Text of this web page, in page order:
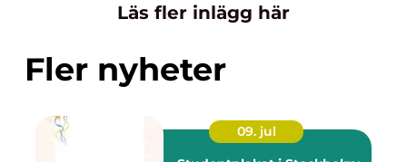
Läs fler inlägg här
Fler nyheter
09. jul